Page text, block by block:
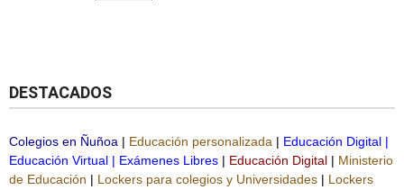
DESTACADOS
Colegios en Ñuñoa | Educación personalizada | Educación Digital |
Educación Virtual | Exámenes Libres | Educación Digital | Ministerio
de Educación | Lockers para colegios y Universidades | Lockers